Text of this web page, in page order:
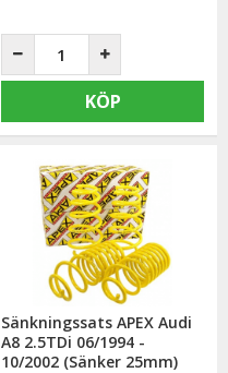
KÖP
Sänkningssats APEX Audi
A8 2.5TDi 06/1994 -
10/2002 (Sänker 25mm)